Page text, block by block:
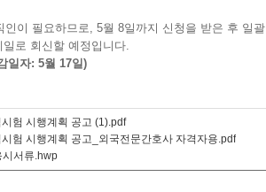
이 필요하므로, 5월 8일까지 신청을 받은 후 일괄
로 회신할 예정입니다.
일자: 5월 17일)
험 시행계획 공고 (1).pdf
험 시행계획 공고_외국전문간호사 자격자용.pdf
시서류.hwp